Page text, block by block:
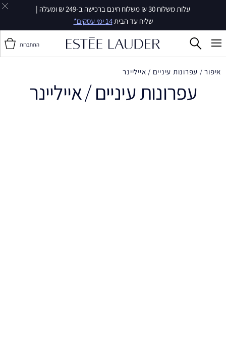
עלות משלוח 30 ₪ משלוח חינם ברכישה ב-249 ₪ ומעלה |
שליח עד הבית14 ימי עסקים*
התחברות
איפור עפרונות עיניים / אייליינר
עפרונות עיניים / אייליינר